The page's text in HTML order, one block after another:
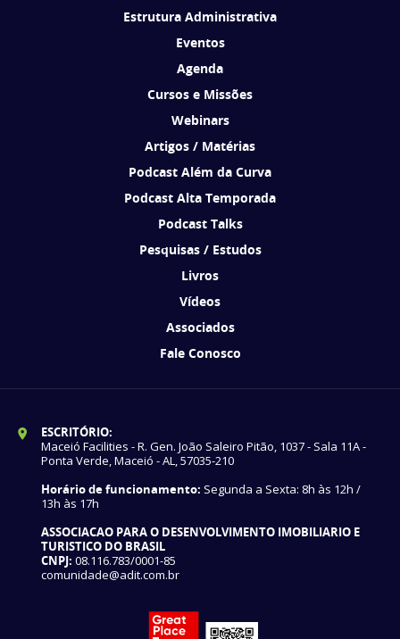
Estrutura Administrativa
Eventos
Agenda
Cursos e Missões
Webinars
Artigos / Matérias
Podcast Além da Curva
Podcast Alta Temporada
Podcast Talks
Pesquisas / Estudos
Livros
Vídeos
Associados
Fale Conosco
ESCRITÓRIO:
Maceió Facilities - R. Gen. João Saleiro Pitão, 1037 - Sala 11A -
Ponta Verde, Maceió - AL, 57035-210
Horário de funcionamento: Segunda a Sexta: 8h às 12h /
13h às 17h
ASSOCIACAO PARA O DESENVOLVIMENTO IMOBILIARIO E
TURISTICO DO BRASIL
CNPJ: 08.116.783/0001-85
comunidade@adit.com.br